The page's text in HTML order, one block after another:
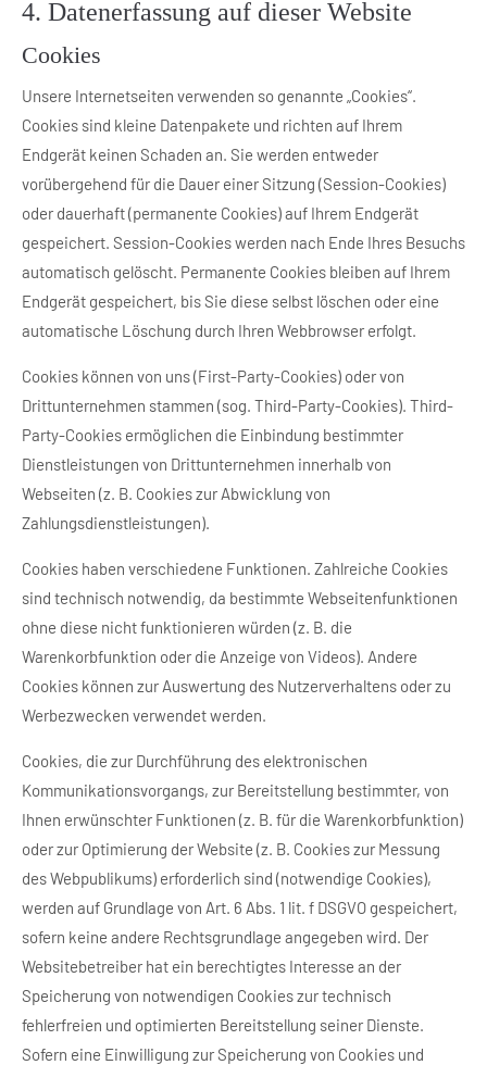
4. Datenerfassung auf dieser Website
Cookies
Unsere Internetseiten verwenden so genannte „Cookies“.
Cookies sind kleine Datenpakete und richten auf Ihrem
Endgerät keinen Schaden an. Sie werden entweder
vorübergehend für die Dauer einer Sitzung (Session-Cookies)
oder dauerhaft (permanente Cookies) auf Ihrem Endgerät
gespeichert. Session-Cookies werden nach Ende Ihres Besuchs
automatisch gelöscht. Permanente Cookies bleiben auf Ihrem
Endgerät gespeichert, bis Sie diese selbst löschen oder eine
automatische Löschung durch Ihren Webbrowser erfolgt.
Cookies können von uns (First-Party-Cookies) oder von
Drittunternehmen stammen (sog. Third-Party-Cookies). Third-
Party-Cookies ermöglichen die Einbindung bestimmter
Dienstleistungen von Drittunternehmen innerhalb von
Webseiten (z. B. Cookies zur Abwicklung von
Zahlungsdienstleistungen).
Cookies haben verschiedene Funktionen. Zahlreiche Cookies
sind technisch notwendig, da bestimmte Webseitenfunktionen
ohne diese nicht funktionieren würden (z. B. die
Warenkorbfunktion oder die Anzeige von Videos). Andere
Cookies können zur Auswertung des Nutzerverhaltens oder zu
Werbezwecken verwendet werden.
Cookies, die zur Durchführung des elektronischen
Kommunikationsvorgangs, zur Bereitstellung bestimmter, von
Ihnen erwünschter Funktionen (z. B. für die Warenkorbfunktion)
oder zur Optimierung der Website (z. B. Cookies zur Messung
des Webpublikums) erforderlich sind (notwendige Cookies),
werden auf Grundlage von Art. 6 Abs. 1 lit. f DSGVO gespeichert,
sofern keine andere Rechtsgrundlage angegeben wird. Der
Websitebetreiber hat ein berechtigtes Interesse an der
Speicherung von notwendigen Cookies zur technisch
fehlerfreien und optimierten Bereitstellung seiner Dienste.
Sofern eine Einwilligung zur Speicherung von Cookies und